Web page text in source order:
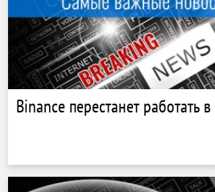
Binance перестанет работать